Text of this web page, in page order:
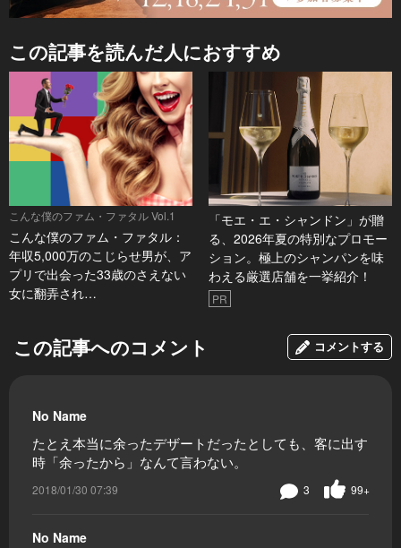
この記事を読んだ人におすすめ
こんな僕のファム・ファタル Vol.1
こんな僕のファム・ファタル：
年収5,000万のこじらせ男が、ア
プリで出会った33歳のさえない
女に翻弄され…
「モエ・エ・シャンドン」が贈
る、2026年夏の特別なプロモー
ション。極上のシャンパンを味
わえる厳選店舗を一挙紹介！
PR
この記事へのコメント コメントする
No Name
たとえ本当に余ったデザートだったとしても、客に出す
時「余ったから」なんて言わない。
2018/01/30 07:39 99+
3
No Name